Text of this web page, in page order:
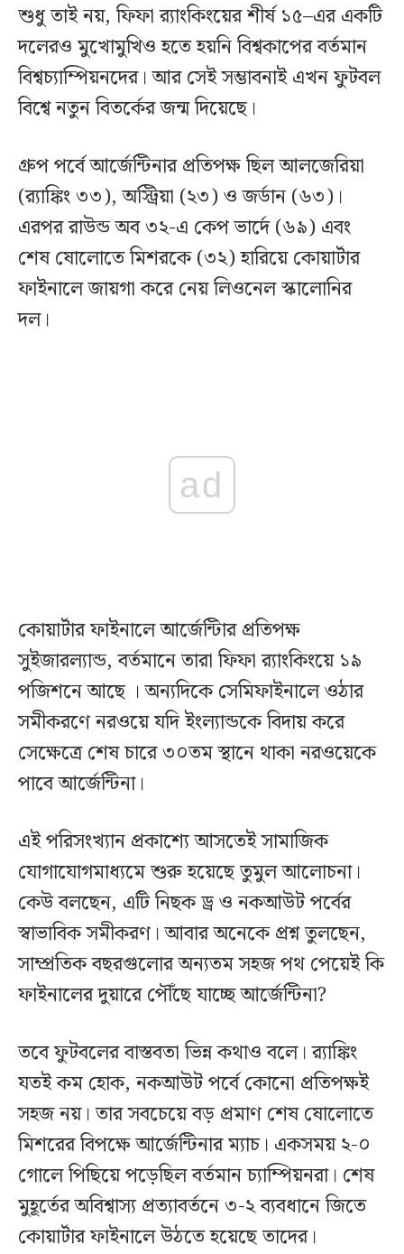
শুধু তাই নয়, ফিফা র‌্যাংকিংয়ের শীর্ষ ১৫–এর একটি
দলেরও মুখোমুখিও হতে হয়নি বিশ্বকাপের বর্তমান
বিশ্বচ্যাম্পিয়নদের। আর সেই সম্ভাবনাই এখন ফুটবল
বিশ্বে নতুন বিতর্কের জন্ম দিয়েছে।
গ্রুপ পর্বে আর্জেন্টিনার প্রতিপক্ষ ছিল আলজেরিয়া
(র‌্যাঙ্কিং ৩৩), অস্ট্রিয়া (২৩) ও জর্ডান (৬৩)।
এরপর রাউন্ড অব ৩২-এ কেপ ভার্দে (৬৯) এবং
শেষ ষোলোতে মিশরকে (৩২) হারিয়ে কোয়ার্টার
ফাইনালে জায়গা করে নেয় লিওনেল স্কালোনির
দল।
ad
কোয়ার্টার ফাইনালে আর্জেন্টিার প্রতিপক্ষ
সুইজারল্যান্ড, বর্তমানে তারা ফিফা র‌্যাংকিংয়ে ১৯
পজিশনে আছে । অন্যদিকে সেমিফাইনালে ওঠার
সমীকরণে নরওয়ে যদি ইংল্যান্ডকে বিদায় করে
সেক্ষেত্রে শেষ চারে ৩০তম স্থানে থাকা নরওয়েকে
পাবে আর্জেন্টিনা।
এই পরিসংখ্যান প্রকাশ্যে আসতেই সামাজিক
যোগাযোগমাধ্যমে শুরু হয়েছে তুমুল আলোচনা।
কেউ বলছেন, এটি নিছক ড্র ও নকআউট পর্বের
স্বাভাবিক সমীকরণ। আবার অনেকে প্রশ্ন তুলছেন,
সাম্প্রতিক বছরগুলোর অন্যতম সহজ পথ পেয়েই কি
ফাইনালের দুয়ারে পৌঁছে যাচ্ছে আর্জেন্টিনা?
তবে ফুটবলের বাস্তবতা ভিন্ন কথাও বলে। র‌্যাঙ্কিং
যতই কম হোক, নকআউট পর্বে কোনো প্রতিপক্ষই
সহজ নয়। তার সবচেয়ে বড় প্রমাণ শেষ ষোলোতে
মিশরের বিপক্ষে আর্জেন্টিনার ম্যাচ। একসময় ২-০
গোলে পিছিয়ে পড়েছিল বর্তমান চ্যাম্পিয়নরা। শেষ
মুহূর্তের অবিশ্বাস্য প্রত্যাবর্তনে ৩-২ ব্যবধানে জিতে
কোয়ার্টার ফাইনালে উঠতে হয়েছে তাদের।